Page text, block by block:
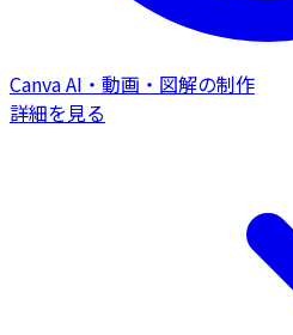
Canva AI・動画・図解の制作
詳細を見る